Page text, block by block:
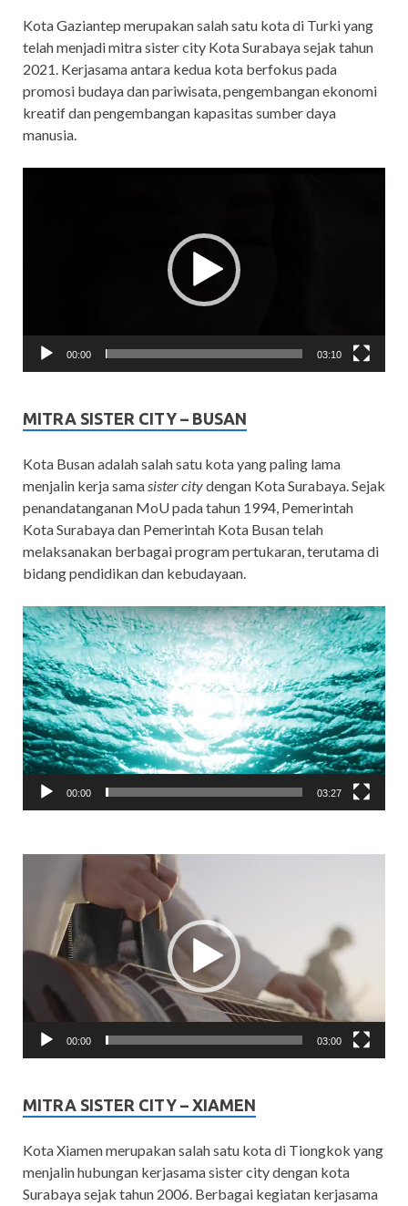
Kota Gaziantep merupakan salah satu kota di Turki yang
telah menjadi mitra sister city Kota Surabaya sejak tahun
2021. Kerjasama antara kedua kota berfokus pada
promosi budaya dan pariwisata, pengembangan ekonomi
kreatif dan pengembangan kapasitas sumber daya
manusia.
00:00 03:10
MITRA SISTER CITY – BUSAN
Kota Busan adalah salah satu kota yang paling lama
menjalin kerja samasister citydengan Kota Surabaya. Sejak
penandatanganan MoU pada tahun 1994, Pemerintah
Kota Surabaya dan Pemerintah Kota Busan telah
melaksanakan berbagai program pertukaran, terutama di
bidang pendidikan dan kebudayaan.
Video
Player
00:00 03:27
00:00 03:00
MITRA SISTER CITY – XIAMEN
Kota Xiamen merupakan salah satu kota di Tiongkok yang
menjalin hubungan kerjasama sister city dengan kota
Surabaya sejak tahun 2006. Berbagai kegiatan kerjasama